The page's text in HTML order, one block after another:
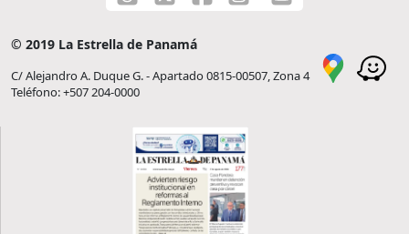
© 2019 La Estrella de Panamá
C/ Alejandro A. Duque G. - Apartado 0815-00507, Zona 4
Teléfono: +507 204-0000